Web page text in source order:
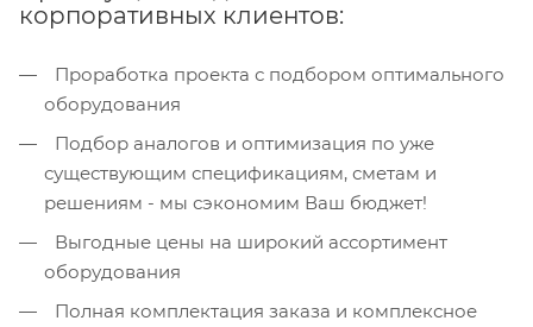
корпоративных клиентов:
Проработка проекта с подбором оптимального
оборудования
Подбор аналогов и оптимизация по уже
существующим спецификациям, сметам и
решениям - мы сэкономим Ваш бюджет!
Выгодные цены на широкий ассортимент
оборудования
Полная комплектация заказа и комплексное